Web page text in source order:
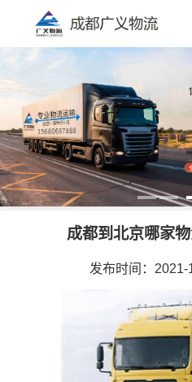
1
成都到北京哪家
发布时间：2021-